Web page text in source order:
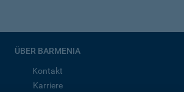
ÜBER BARMENIA
Kontakt
Karriere